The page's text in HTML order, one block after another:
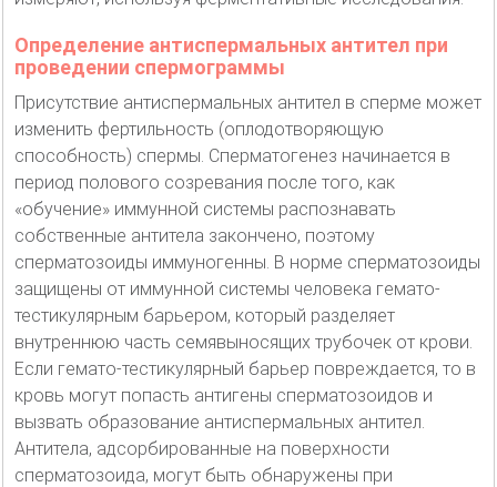
Определение антиспермальных антител при
проведении спермограммы
Присутствие антиспермальных антител в сперме может
изменить фертильность (оплодотворяющую
способность) спермы. Сперматогенез начинается в
период полового созревания после того, как
«обучение» иммунной системы распознавать
собственные антитела закончено, поэтому
сперматозоиды иммуногенны. В норме сперматозоиды
защищены от иммунной системы человека гемато-
тестикулярным барьером, который разделяет
внутреннюю часть семявыносящих трубочек от крови.
Если гемато-тестикулярный барьер повреждается, то в
кровь могут попасть антигены сперматозоидов и
вызвать образование антиспермальных антител.
Антитела, адсорбированные на поверхности
сперматозоида, могут быть обнаружены при